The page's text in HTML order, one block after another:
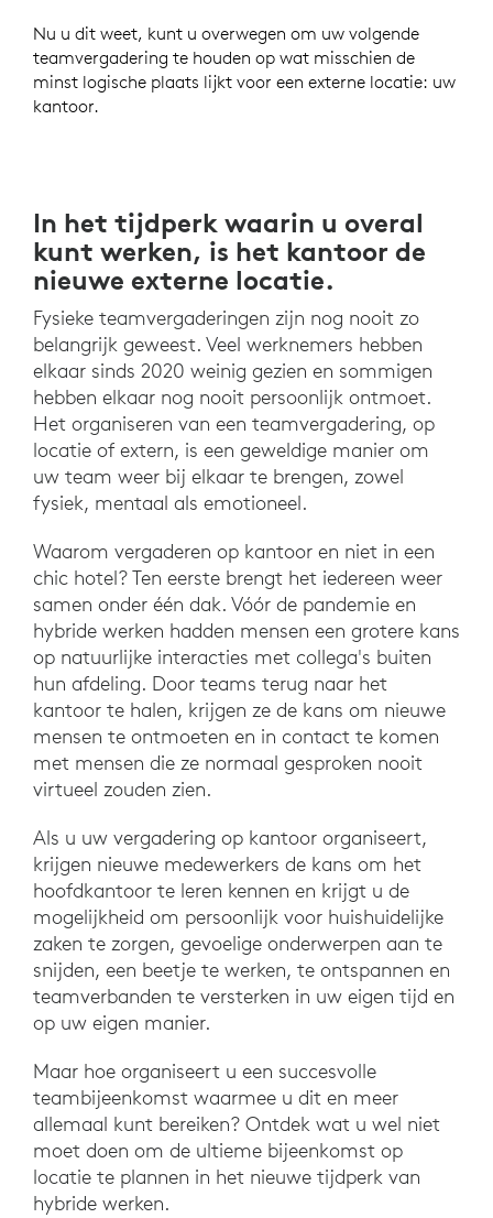
Nu u dit weet, kunt u overwegen om uw volgende
teamvergadering te houden op wat misschien de
minst logische plaats lijkt voor een externe locatie: uw
kantoor.
In het tijdperk waarin u overal
kunt werken, is het kantoor de
nieuwe externe locatie.
Fysieke teamvergaderingen zijn nog nooit zo
belangrijk geweest. Veel werknemers hebben
elkaar sinds 2020 weinig gezien en sommigen
hebben elkaar nog nooit persoonlijk ontmoet.
Het organiseren van een teamvergadering, op
locatie of extern, is een geweldige manier om
uw team weer bij elkaar te brengen, zowel
fysiek, mentaal als emotioneel.
Waarom vergaderen op kantoor en niet in een
chic hotel? Ten eerste brengt het iedereen weer
samen onder één dak. Vóór de pandemie en
hybride werken hadden mensen een grotere kans
op natuurlijke interacties met collega's buiten
hun afdeling. Door teams terug naar het
kantoor te halen, krijgen ze de kans om nieuwe
mensen te ontmoeten en in contact te komen
met mensen die ze normaal gesproken nooit
virtueel zouden zien.
Als u uw vergadering op kantoor organiseert,
krijgen nieuwe medewerkers de kans om het
hoofdkantoor te leren kennen en krijgt u de
mogelijkheid om persoonlijk voor huishuidelijke
zaken te zorgen, gevoelige onderwerpen aan te
snijden, een beetje te werken, te ontspannen en
teamverbanden te versterken in uw eigen tijd en
op uw eigen manier.
Maar hoe organiseert u een succesvolle
teambijeenkomst waarmee u dit en meer
allemaal kunt bereiken? Ontdek wat u wel niet
moet doen om de ultieme bijeenkomst op
locatie te plannen in het nieuwe tijdperk van
hybride werken.